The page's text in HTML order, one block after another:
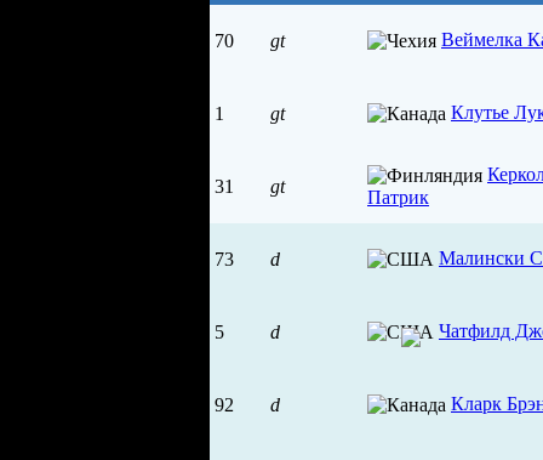
70 gt Веймелка
1 gt Клутье
31 gt
Патрик
73 d Малински
5 d Чатфилд
92 d Кларк